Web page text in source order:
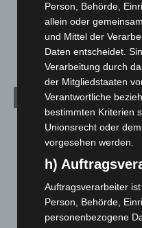
Hannover: Polizei stoppt
Großkontrolle
2. August 2026
Kategorien
Blaulicht
Corona-News
Hannover und Region
Langenhagen und
Leserbriefe
Person, Behörde,
allein oder
und Mittel der
Daten entscheidet.
Verarbeitung durch
der Mitgliedstaaten
Verantwortliche
bestimmten Kriterien
Unionsrecht oder
vorgesehen werden.
h)
Auftragsverarbeiter
Person, Behörde,
personenbezogene